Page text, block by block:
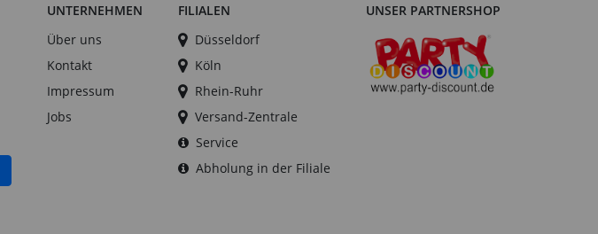
UNTERNEHMEN
Über uns
Kontakt
Impressum
Jobs
FILIALEN
Düsseldorf
Köln
Rhein-Ruhr
Versand-Zentrale
Service
Abholung in der Filiale
UNSER PARTNERSHOP